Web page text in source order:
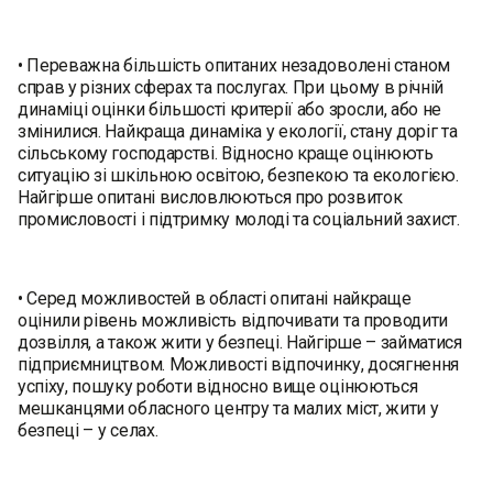
• Переважна більшість опитаних незадоволені станом
справ у різних сферах та послугах. При цьому в річній
динаміці оцінки більшості критерії або зросли, або не
змінилися. Найкраща динаміка у екології, стану доріг та
сільському господарстві. Відносно краще оцінюють
ситуацію зі шкільною освітою, безпекою та екологією.
Найгірше опитані висловлюються про розвиток
промисловості і підтримку молоді та соціальний захист.
• Серед можливостей в області опитані найкраще
оцінили рівень можливість відпочивати та проводити
дозвілля, а також жити у безпеці. Найгірше – займатися
підприємництвом. Можливості відпочинку, досягнення
успіху, пошуку роботи відносно вище оцінюються
мешканцями обласного центру та малих міст, жити у
безпеці – у селах.